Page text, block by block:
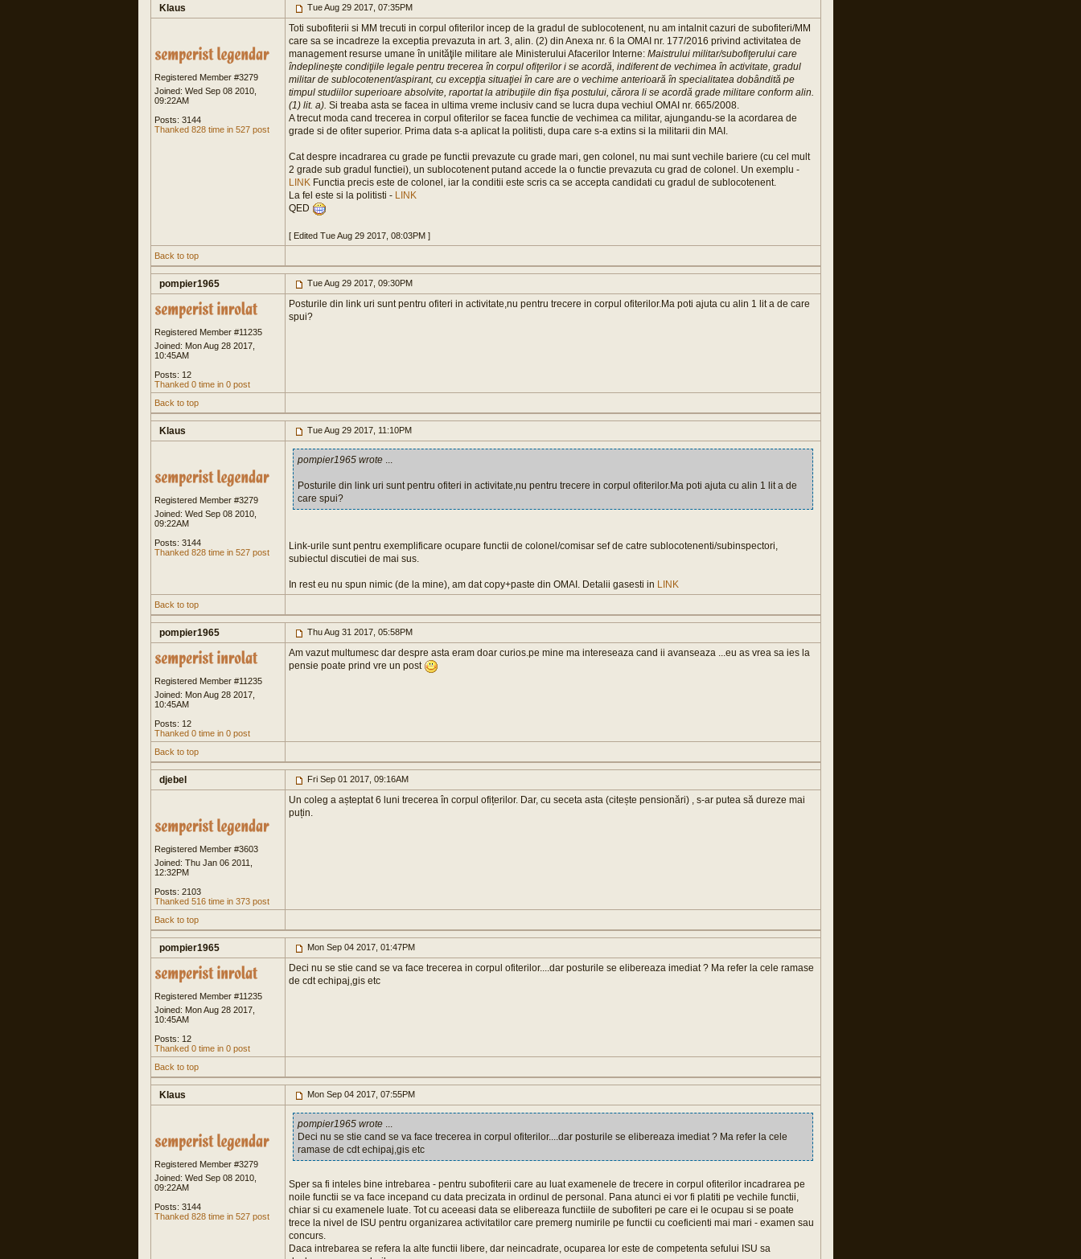
Klaus Tue Aug 29 2017, 07:35PM
Registered Member #3279
Joined: Wed Sep 08 2010,
09:22AM
Posts: 3144
Thanked 828 time in 527 post
Toti subofiterii si MM trecuti in corpul ofiterilor incep de la gradul de sublocotenent, nu am intalnit cazuri de subofiteri/MM
care sa se incadreze la exceptia prevazuta in art. 3, alin. (2) din Anexa nr. 6 la OMAI nr. 177/2016 privind activitatea de
management resurse umane în unităţile militare ale Ministerului Afacerilor Interne: Maistrului militar/subofiţerului care
îndeplineşte condiţiile legale pentru trecerea în corpul ofiţerilor i se acordă, indiferent de vechimea în activitate, gradul
militar de sublocotenent/aspirant, cu excepţia situaţiei în care are o vechime anterioară în specialitatea dobândită pe
timpul studiilor superioare absolvite, raportat la atribuţiile din fişa postului, cărora li se acordă grade militare conform alin.
(1) lit. a). Si treaba asta se facea in ultima vreme inclusiv cand se lucra dupa vechiul OMAI nr. 665/2008.
A trecut moda cand trecerea in corpul ofiterilor se facea functie de vechimea ca militar, ajungandu-se la acordarea de
grade si de ofiter superior. Prima data s-a aplicat la politisti, dupa care s-a extins si la militarii din MAI.
Cat despre incadrarea cu grade pe functii prevazute cu grade mari, gen colonel, nu mai sunt vechile bariere (cu cel mult
2 grade sub gradul functiei), un sublocotenent putand accede la o functie prevazuta cu grad de colonel. Un exemplu -
LINK Functia precis este de colonel, iar la conditii este scris ca se accepta candidati cu gradul de sublocotenent.
La fel este si la politisti - LINK
QED
[ Edited Tue Aug 29 2017, 08:03PM ]
Back to top
pompier1965 Tue Aug 29 2017, 09:30PM
Registered Member #11235
Joined: Mon Aug 28 2017,
10:45AM
Posts: 12
Thanked 0 time in 0 post
Posturile din link uri sunt pentru ofiteri in activitate,nu pentru trecere in corpul ofiterilor.Ma poti ajuta cu alin 1 lit a de care
spui?
Back to top
Klaus Tue Aug 29 2017, 11:10PM
Registered Member #3279
Joined: Wed Sep 08 2010,
09:22AM
Posts: 3144
Thanked 828 time in 527 post
pompier1965 wrote ...
Posturile din link uri sunt pentru ofiteri in activitate,nu pentru trecere in corpul ofiterilor.Ma poti ajuta cu alin 1 lit a de
care spui?
Link-urile sunt pentru exemplificare ocupare functii de colonel/comisar sef de catre sublocotenenti/subinspectori,
subiectul discutiei de mai sus.
In rest eu nu spun nimic (de la mine), am dat copy+paste din OMAI. Detalii gasesti in LINK
Back to top
pompier1965 Thu Aug 31 2017, 05:58PM
Registered Member #11235
Joined: Mon Aug 28 2017,
10:45AM
Posts: 12
Thanked 0 time in 0 post
Am vazut multumesc dar despre asta eram doar curios.pe mine ma intereseaza cand ii avanseaza ...eu as vrea sa ies la
pensie poate prind vre un post
Back to top
djebel Fri Sep 01 2017, 09:16AM
Registered Member #3603
Joined: Thu Jan 06 2011,
12:32PM
Posts: 2103
Thanked 516 time in 373 post
Un coleg a așteptat 6 luni trecerea în corpul ofițerilor. Dar, cu seceta asta (citește pensionări) , s-ar putea să dureze mai
puțin.
Back to top
pompier1965 Mon Sep 04 2017, 01:47PM
Registered Member #11235
Joined: Mon Aug 28 2017,
10:45AM
Posts: 12
Thanked 0 time in 0 post
Deci nu se stie cand se va face trecerea in corpul ofiterilor....dar posturile se elibereaza imediat ? Ma refer la cele ramase
de cdt echipaj,gis etc
Back to top
Klaus Mon Sep 04 2017, 07:55PM
Registered Member #3279
Joined: Wed Sep 08 2010,
09:22AM
Posts: 3144
Thanked 828 time in 527 post
pompier1965 wrote ...
Deci nu se stie cand se va face trecerea in corpul ofiterilor....dar posturile se elibereaza imediat ? Ma refer la cele
ramase de cdt echipaj,gis etc
Sper sa fi inteles bine intrebarea - pentru subofiterii care au luat examenele de trecere in corpul ofiterilor incadrarea pe
noile functii se va face incepand cu data precizata in ordinul de personal. Pana atunci ei vor fi platiti pe vechile functii,
chiar si cu examenele luate. Tot cu aceeasi data se elibereaza functiile de subofiteri pe care ei le ocupau si se poate
trece la nivel de ISU pentru organizarea activitatilor care premerg numirile pe functii cu coeficienti mai mari - examen sau
concurs.
Daca intrebarea se refera la alte functii libere, dar neincadrate, ocuparea lor este de competenta sefului ISU sa